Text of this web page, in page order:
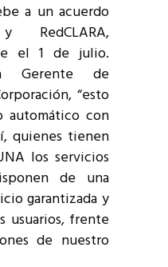
a un acuerdo
el 1 de julio.
Gerente de
“esto
automático con
quienes tienen
los servicios
de una
garantizada y
usuarios, frente
de nuestro